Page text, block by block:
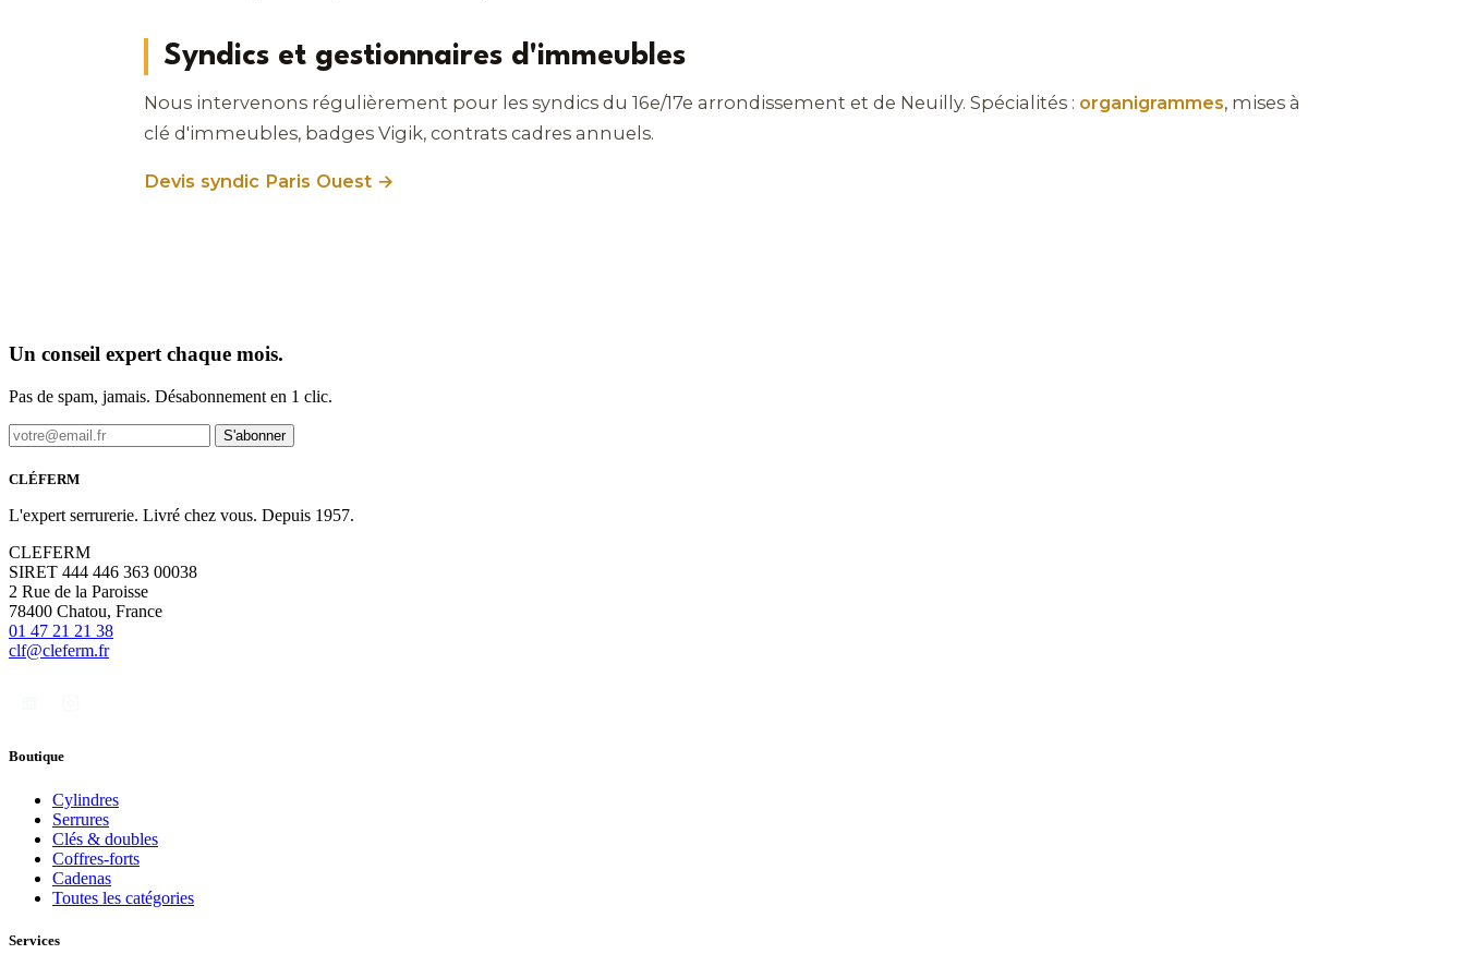
Syndics et gestionnaires d'immeubles
Nous intervenons régulièrement pour les syndics du 16e/17e arrondissement et de Neuilly. Spécialités : organigrammes, mises à
clé d'immeubles, badges Vigik, contrats cadres annuels.
Devis syndic Paris Ouest →
Un conseil expert chaque mois.
Pas de spam, jamais. Désabonnement en 1 clic.
S'abonner
CLÉFERM
L'expert serrurerie. Livré chez vous. Depuis 1957.
CLEFERM
SIRET 444 446 363 00038
2 Rue de la Paroisse
78400 Chatou, France
01 47 21 21 38
clf@cleferm.fr
Boutique
Cylindres
Serrures
Clés & doubles
Coffres-forts
Cadenas
Toutes les catégories
Services